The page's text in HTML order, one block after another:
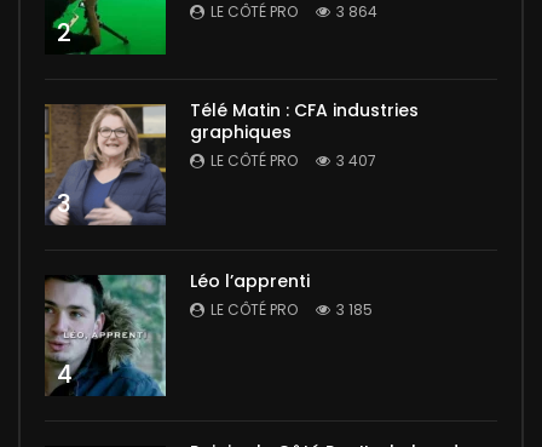
2
LE CÔTÉ PRO 3 864
3
Télé Matin : CFA industries
graphiques
LE CÔTÉ PRO 3 407
4
Léo l’apprenti
LE CÔTÉ PRO 3 185